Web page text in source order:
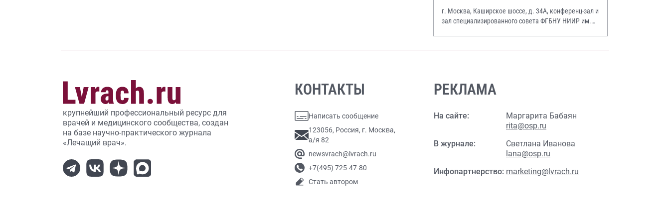
г. Москва, Каширское шоссе, д. 34А, конференц-зал и
зал специализированного совета ФГБНУ НИИР им.
крупнейший профессиональный ресурс для
врачей и медицинского сообщества, создан
на базе научно-практического журнала
«Лечащий врач».
КОНТАКТЫ
Написать сообщение
123056, Россия, г. Москва,
а/я 82
newsvrach@lvrach.ru
+7(495) 725-47-80
Стать автором
РЕКЛАМА
На сайте:
Маргарита Бабаян
rita@osp.ru
В журнале:
Светлана Иванова
lana@osp.ru
Инфопартнерство: marketing@lvrach.ru